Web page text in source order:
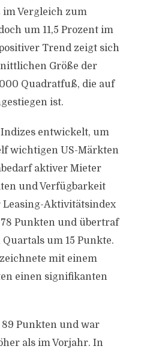
Vergleich zum
um 11,5 Prozent im
Trend zeigt sich
Größe der
Quadratfuß, die auf
ist.
entwickelt, um
wichtigen US-Märkten
aktiver Mieter
und Verfügbarkeit
Aktivitätsindex
Punkten und übertraf
um 15 Punkte.
mit einem
einen signifikanten
Punkten und war
als im Vorjahr. In